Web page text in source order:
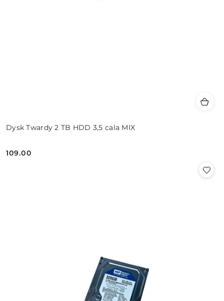
Dysk Twardy 2 TB HDD 3,5 cala MIX
Cena:
109.00